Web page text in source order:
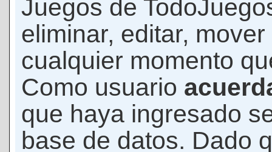
Juegos de
eliminar, editar,
cualquier momento
Como usuario
que haya ingresado
base de datos. Dado